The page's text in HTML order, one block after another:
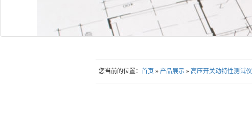
您当前的位置： 首页 » 产品展示 » 高压开关动特性测试仪